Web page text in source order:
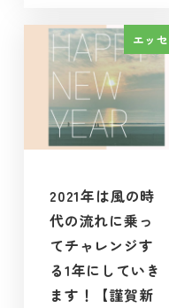
エッ
2021年は風の時
代の流れに乗っ
てチャレンジす
る1年にしていき
ます！【謹賀新